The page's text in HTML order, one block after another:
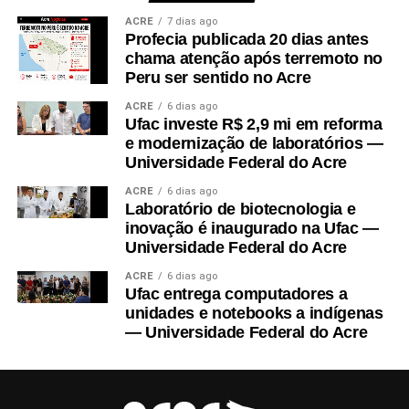
Telefone: +55 94 1629-516
Localização: São Paulo – SP, Brasil
chata de bancos e sem necessidade de ter milhões na
conta para participar.
Fundada em 2013, a ZCT não surgiu do nada. No começo,
a equipe circulou por dezenas de países fazendo palestras
e cursos gratuitos para ensinar gente leiga a entender de
finanças, sem aquela linguagem técnica que só rico
indo para a internet e mudaram todo o atendimento para o
digital, lançando conteúdos diários com dicas de
investimento que qualquer pessoa consegue seguir.
Depois, em 2017, adicionaram ativos digitais baseados
em blockchain no cardápio de opções, e em 2018
trouxeram serviços mais completos: fundos de
investimento privado, ouro, petróleo e planejamento
ACRE 7 dias ago
Profecia publicada 20 dias antes
chama atenção após terremoto no
Peru ser sentido no Acre
ACRE 6 dias ago
Ufac investe R$ 2,9 mi em reforma
e modernização de laboratórios —
Universidade Federal do Acre
ACRE 6 dias ago
Laboratório de biotecnologia e
inovação é inaugurado na Ufac —
Universidade Federal do Acre
ACRE 6 dias ago
Ufac entrega computadores a
unidades e notebooks a indígenas
— Universidade Federal do Acre